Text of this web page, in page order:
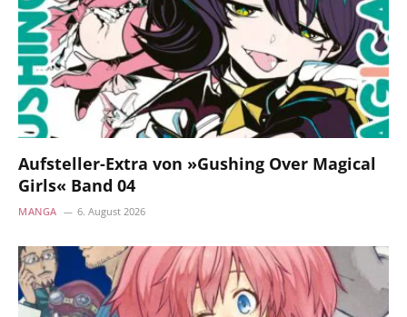
Aufsteller-Extra von »Gushing Over Magical
Girls« Band 04
MANGA 6. August 2026